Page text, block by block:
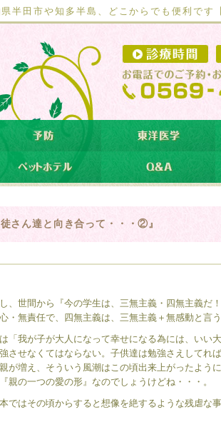
半田市や知多半島、どこからでも便利です
徒さん達と向き合って・・・②』
、世間から『今の学生は、三無主義・四無主義だ
・無責任で、四無主義は、三無主義＋無感動と言う
「我が子が大人になって幸せになる為には、いい
させなくてはならない。子供達は勉強さえしてれ
が増え、そういう風潮はこの頃出来上がったように
親の一つの愛の形』なのでしょうけどね・・・。
ではその頃からすると想像を絶するような残虐な